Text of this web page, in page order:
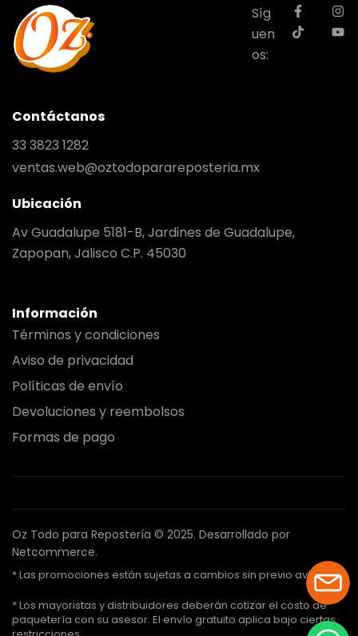
Síg
uen
os:
Contáctanos
33 3823 1282
ventas.web@oztodoparareposteria.mx
Ubicación
Av Guadalupe 5181-B, Jardines de Guadalupe,
Zapopan, Jalisco C.P. 45030
Información
Términos y condiciones
Aviso de privacidad
Políticas de envío
Devoluciones y reembolsos
Formas de pago
Oz Todo para Repostería © 2025. Desarrollado por
Netcommerce.
* Las promociones están sujetas a cambios sin previo aviso.
* Los mayoristas y distribuidores deberán cotizar el costo de
paquetería con su asesor. El envío gratuito aplica bajo ciertas